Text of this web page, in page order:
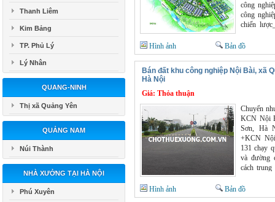
Thanh Liêm
Kim Bảng
TP. Phủ Lý
Lý Nhân
QUANG-NINH
Thị xã Quảng Yên
QUẢNG NAM
Núi Thành
NHÀ XƯỞNG TẠI HÀ NỘI
Phú Xuyên
công
công
chiến
Nội chỉ
Vân -
mới) và
Nam Thủ
Phòng
Bài 60km
lấp bằng
Hình ảnh Bản đồ
Bán đất khu công nghiệp Nội Bài, xã
Hà Nội
Giá: Thỏa thuận
Chuyển
KCN Nội
Sơn, Hà
+KCN
131 chạy
và đường
cách
Quảng
chỉ vài km
Hình ảnh Bản đồ